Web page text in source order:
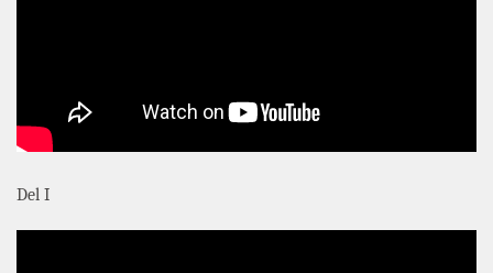
Del I